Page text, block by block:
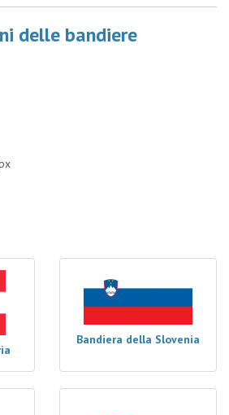
delle bandiere
Bandiera della Slovenia